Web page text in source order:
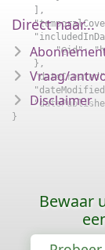
    ],
"@id":
    },
}
Direct naar...
Vraag/
Disclaimer
Bewaar